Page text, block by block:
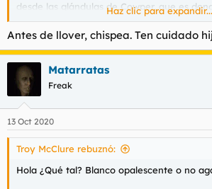
desde las glándulas de Cowper, que es
haya espermatozoides dispuestos a
que no,porque no he visto jamás ninguna
idiomas, que diga que desde esas
maduren esos espermatozoides. Solo
sabemos ni como ni porqué, a veces hay
salen en el líquido preseminal", y tan
realmente hubiera espermas en el líquido
vasectomías no servirían para nada y la
poquísimos embarazos que hay con dicha
serían sólo por recanalización espontánea,
tiempo suficiente a que los conductos
que la causa es por el líquido preseminal,
Haz clic para expandir...
Antes de llover, chispea. Ten cuidado
Matarratas
Freak
13 Oct 2020
Troy McClure rebuznó:
Hola ¿Qué tal? Blanco opalescente o no